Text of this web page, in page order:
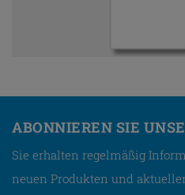
ABONNIEREN SIE
Sie erhalten regelmäßig
neuen Produkten und